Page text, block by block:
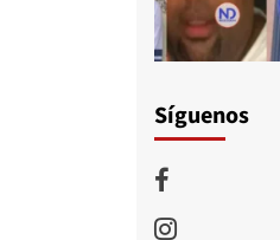
Síguenos